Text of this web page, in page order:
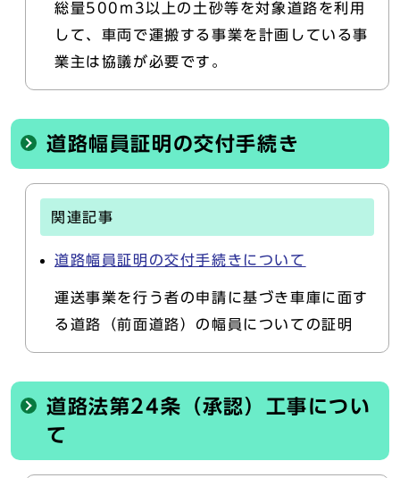
総量500m3以上の土砂等を対象道路を利用
して、車両で運搬する事業を計画している事
業主は協議が必要です。
道路幅員証明の交付手続き
関連記事
道路幅員証明の交付手続きについて
運送事業を行う者の申請に基づき車庫に面す
る道路（前面道路）の幅員についての証明
道路法第24条（承認）工事につい
て